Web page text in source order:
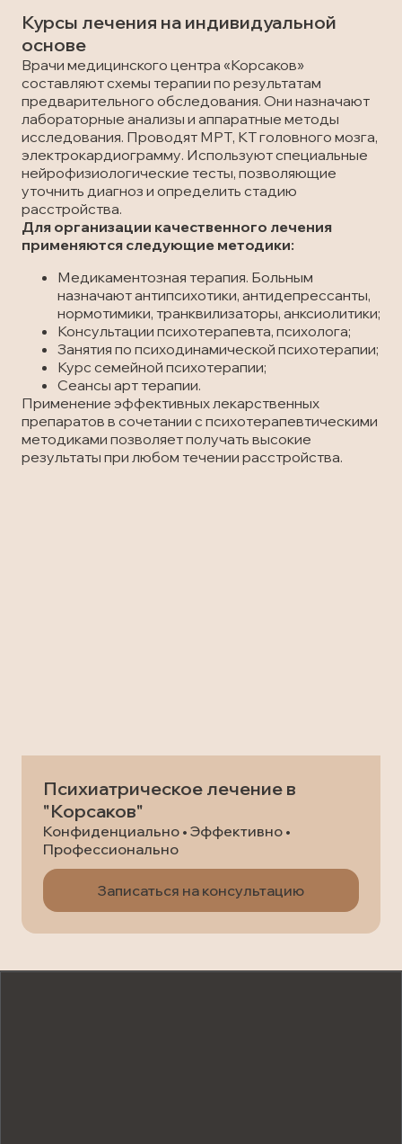
Курсы лечения на индивидуальной
основе
Врачи медицинского центра «Корсаков»
составляют схемы терапии по результатам
предварительного обследования. Они назначают
лабораторные анализы и аппаратные методы
исследования. Проводят МРТ, КТ головного мозга,
электрокардиограмму. Используют специальные
нейрофизиологические тесты, позволяющие
уточнить диагноз и определить стадию
расстройства.
Для организации качественного лечения
применяются следующие методики:
Медикаментозная терапия. Больным
назначают антипсихотики, антидепрессанты,
нормотимики, транквилизаторы, анксиолитики;
Консультации психотерапевта, психолога;
Занятия по психодинамической психотерапии;
Курс семейной психотерапии;
Сеансы арт терапии.
Применение эффективных лекарственных
препаратов в сочетании с психотерапевтическими
методиками позволяет получать высокие
результаты при любом течении расстройства.
Психиатрическое лечение в
"Корсаков"
Конфиденциально • Эффективно •
Профессионально
Записаться на консультацию